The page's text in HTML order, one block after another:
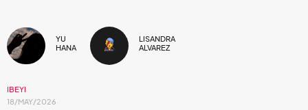
YU
HANA
LISANDRA
ALVAREZ
IBEYI
18/MAY/2026